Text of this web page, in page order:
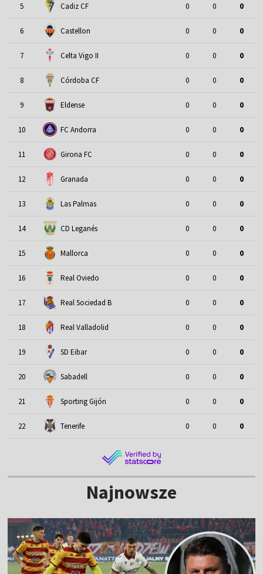
5 Cadiz CF 0 0 0
6 Castellon 0 0 0
7 Celta Vigo II 0 0 0
8 Córdoba CF 0 0 0
9 Eldense 0 0 0
10 FC Andorra 0 0 0
11 Girona FC 0 0 0
12 Granada 0 0 0
13 Las Palmas 0 0 0
14 CD Leganés 0 0 0
15 Mallorca 0 0 0
16 Real Oviedo 0 0 0
17 Real Sociedad B 0 0 0
18 Real Valladolid 0 0 0
19 SD Eibar 0 0 0
20 Sabadell 0 0 0
21 Sporting Gijón 0 0 0
22 Tenerife 0 0 0
Najnowsze